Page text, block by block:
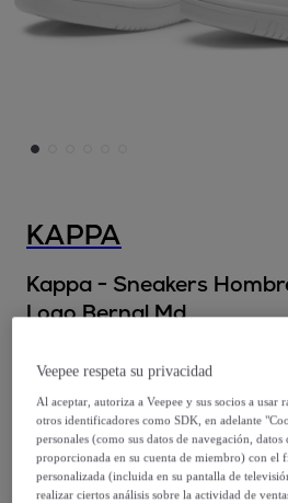
KAPPA
Kappa - Sneakers
Logo Bernal Md
44,99 €
69,00 €
-34%
Vendido porKappa
Veepee respeta su privacidad
Al aceptar, autoriza a Veepee y sus socios a usar
otros identificadores como SDK, en adelante
personales (como sus datos de navegación,
proporcionada en su cuenta de miembro) con el
personalizada (incluida en su pantalla de
realizar ciertos análisis sobre la actividad de